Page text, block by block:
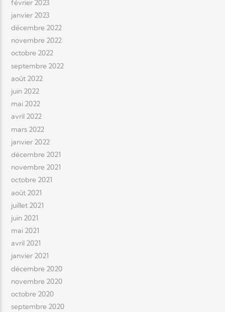
février 2023
janvier 2023
décembre 2022
novembre 2022
octobre 2022
septembre 2022
août 2022
juin 2022
mai 2022
avril 2022
mars 2022
janvier 2022
décembre 2021
novembre 2021
octobre 2021
août 2021
juillet 2021
juin 2021
mai 2021
avril 2021
janvier 2021
décembre 2020
novembre 2020
octobre 2020
septembre 2020